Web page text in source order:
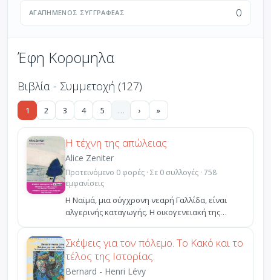
ΑΓΑΠΗΜΈΝΟΣ ΣΥΓΓΡΑΦΈΑΣ 0
Έφη Κορομηλα
Βιβλία - Συμμετοχή (127)
1 2 3 4 5 … › »
Η τέχνη της απώλειας
Alice Zeniter
Προτεινόμενο 0 φορές · Σε 0 συλλογές · 758
εμφανίσεις
Η Ναϊμά, μια σύγχρονη νεαρή Γαλλίδα, είναι
αλγερινής καταγωγής. Η οικογενειακή της
ιστορία φαντάζει ...
Σκέψεις για τον πόλεμο. Το Κακό και το
τέλος της Ιστορίας.
Bernard - Henri Lévy